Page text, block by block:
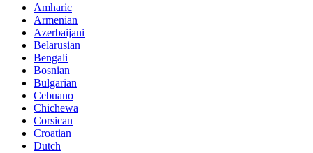
Amharic
Armenian
Azerbaijani
Belarusian
Bengali
Bosnian
Bulgarian
Cebuano
Chichewa
Corsican
Croatian
Dutch